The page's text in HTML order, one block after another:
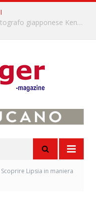
L’Oltrepò pavese si valorizza attraverso 15 percorsi enoturistici
Scoprire Lipsia in maniera